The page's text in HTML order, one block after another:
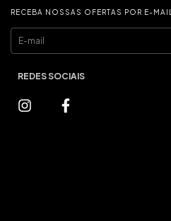
RECEBA NOSSAS OFERTAS POR E-MAIL